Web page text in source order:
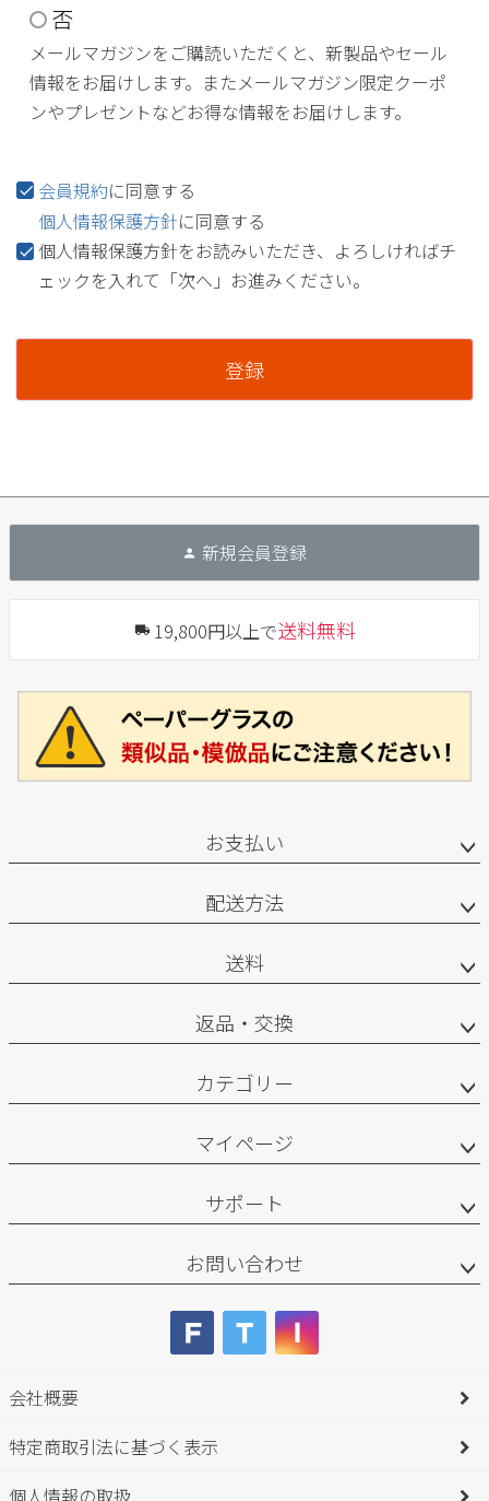
否
メールマガジンをご購読いただくと、新製品やセール
情報をお届けします。またメールマガジン限定クーポ
ンやプレゼントなどお得な情報をお届けします。
会員規約に同意する
個人情報保護方針に同意する
個人情報保護方針をお読みいただき、よろしければチ
ェックを入れて「次へ」お進みください。
登録
新規会員登録
19,800円以上で送料無料
お支払い
配送方法
送料
返品・交換
カテゴリー
マイページ
サポート
お問い合わせ
会社概要
特定商取引法に基づく表示